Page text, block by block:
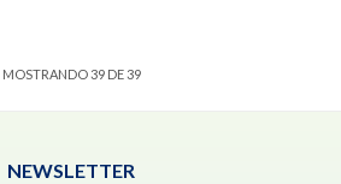
MOSTRANDO39DE39
NEWSLETTER